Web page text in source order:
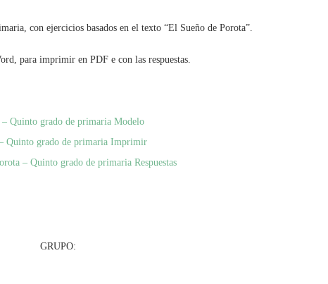
con ejercicios basados en el texto “El Sueño de Porota”.
para imprimir en PDF e con las respuestas.
Quinto grado de primaria Modelo
Quinto grado de primaria Imprimir
– Quinto grado de primaria Respuestas